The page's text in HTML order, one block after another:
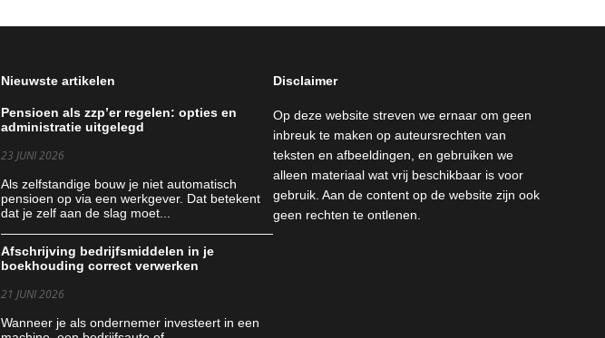
Nieuwste artikelen
Pensioen als zzp’er regelen: opties en
administratie uitgelegd
23 JUNI 2026
Als zelfstandige bouw je niet automatisch
pensioen op via een werkgever. Dat betekent
dat je zelf aan de slag moet...
Afschrijving bedrijfsmiddelen in je
boekhouding correct verwerken
21 JUNI 2026
Wanneer je als ondernemer investeert in een
Disclaimer
Op deze website streven we ernaar om geen
inbreuk te maken op auteursrechten van
teksten en afbeeldingen, en gebruiken we
alleen materiaal wat vrij beschikbaar is voor
gebruik. Aan de content op de website zijn ook
geen rechten te ontlenen.